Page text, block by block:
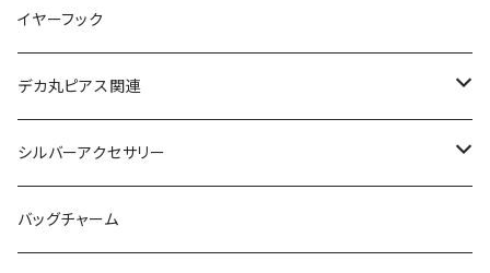
ヴィンテージネックレス
ヴィンテージピアス
ヴィンテージブレスレット
ヴィンテージピンバッジ
イヤーフック
デカ丸ピアス関連
限定カラー
常設カラー
シルバーアクセサリー
シルバーリング
バッグチャーム